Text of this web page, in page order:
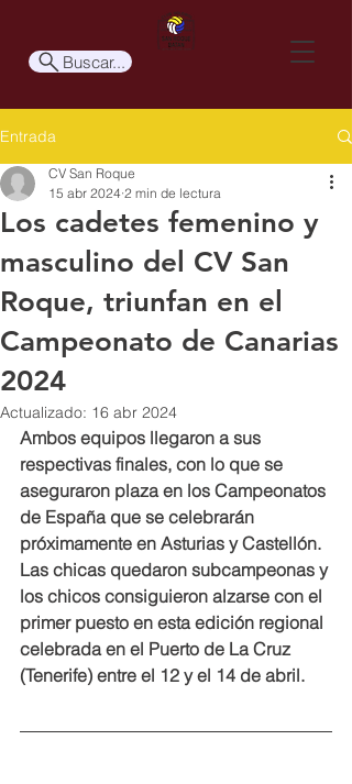
Buscar...
Entrada
Los cadetes femenino y
masculino del CV San
Roque, triunfan en el
Campeonato de Canarias
2024
CV San Roque
15 abr 2024 2 min de lectura
Actualizado: 16 abr 2024
Ambos equipos llegaron a sus
respectivas finales, con lo que se
aseguraron plaza en los Campeonatos
de España que se celebrarán
próximamente en Asturias y Castellón.
Las chicas quedaron subcampeonas y
los chicos consiguieron alzarse con el
primer puesto en esta edición regional
celebrada en el Puerto de La Cruz
(Tenerife) entre el 12 y el 14 de abril.